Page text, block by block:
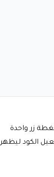
زر واحدة
الكود ليظهر